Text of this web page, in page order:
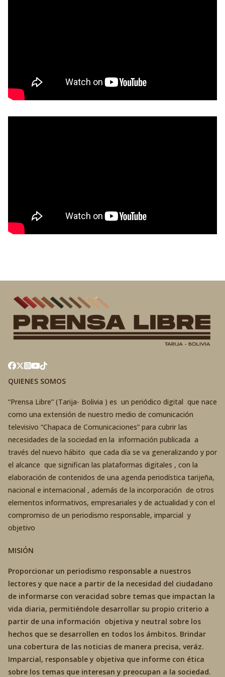
QUIENES SOMOS
“Prensa Libre” (Tarija- Bolivia ) es un periódico digital que nace
como una extensión de nuestro medio de comunicación
televisivo “Chapaca de Comunicaciones” para cubrir las
necesidades de la sociedad en la información publicada a
través del nuevo hábito que cada día se va generalizando y por
el alcance que significan las plataformas digitales , con la
elaboración de contenidos de una agenda periodística tarijeña,
nacional e internacional , además de la incorporación de otros
elementos informativos, empresariales y de actualidad y con el
compromiso de un periodismo responsable, imparcial y
objetivo
MISIÓN
Proporcionar un periodismo responsable a nuestros
lectores y que nace a partir de la necesidad del ciudadano
de informarse con veracidad sobre temas que impactan la
vida diaria, permitiéndole desarrollar su propio criterio a
partir de una información objetiva y neutral sobre los
hechos que se desarrollen en todos los ámbitos. Brindar
una cobertura de las noticias de manera precisa, veráz.
Imparcial, responsable y objetiva que informe con ética
sobre los temas que interesan y preocupan a la sociedad.